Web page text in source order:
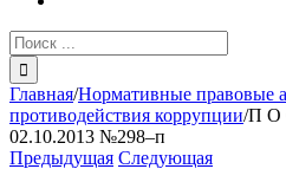
Результат
поиска:
Главная/Нормативные правовые
противодействия коррупции/П О
02.10.2013 №298–п
Предыдущая Следующая